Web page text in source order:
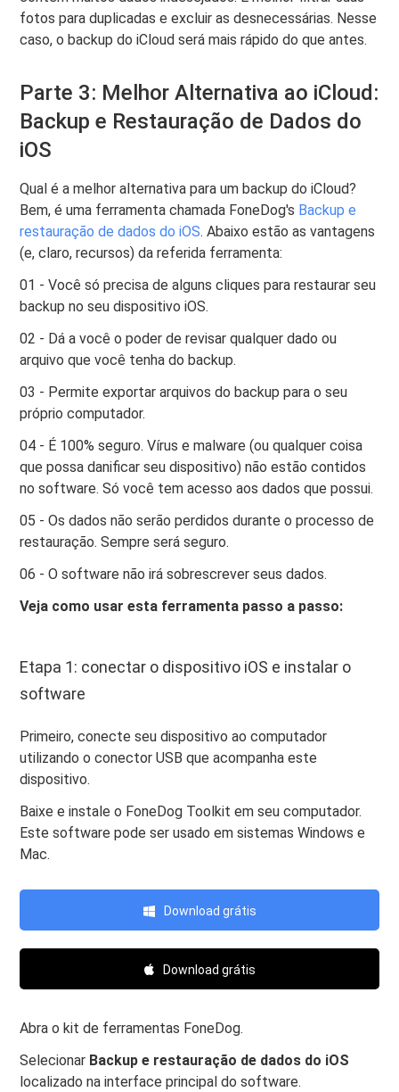
fotos para duplicadas e excluir as desnecessárias. Nesse
caso, o backup do iCloud será mais rápido do que antes.
Parte 3: Melhor Alternativa ao iCloud:
Backup e Restauração de Dados do
iOS
Qual é a melhor alternativa para um backup do iCloud?
Bem, é uma ferramenta chamada FoneDog's Backup e
restauração de dados do iOS. Abaixo estão as vantagens
(e, claro, recursos) da referida ferramenta:
01 - Você só precisa de alguns cliques para restaurar seu
backup no seu dispositivo iOS.
02 - Dá a você o poder de revisar qualquer dado ou
arquivo que você tenha do backup.
03 - Permite exportar arquivos do backup para o seu
próprio computador.
04 - É 100% seguro. Vírus e malware (ou qualquer coisa
que possa danificar seu dispositivo) não estão contidos
no software. Só você tem acesso aos dados que possui.
05 - Os dados não serão perdidos durante o processo de
restauração. Sempre será seguro.
06 - O software não irá sobrescrever seus dados.
Veja como usar esta ferramenta passo a passo:
Etapa 1: conectar o dispositivo iOS e instalar o
software
Primeiro, conecte seu dispositivo ao computador
utilizando o conector USB que acompanha este
dispositivo.
Baixe e instale o FoneDog Toolkit em seu computador.
Este software pode ser usado em sistemas Windows e
Mac.
Download grátis
Download grátis
Abra o kit de ferramentas FoneDog.
Selecionar Backup e restauração de dados do iOS
localizado na interface principal do software.